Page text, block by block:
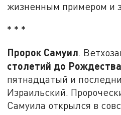
жизненным примером и
* * *
Пророк Самуил.
столетий до
пятнадцатый и
Израильский.
Самуила открылся в